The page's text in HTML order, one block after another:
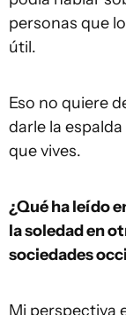
personas que
útil.
Eso no quiere
darle la
que vives.
¿Qué ha leído
la soledad en
sociedades
Mi perspectiva